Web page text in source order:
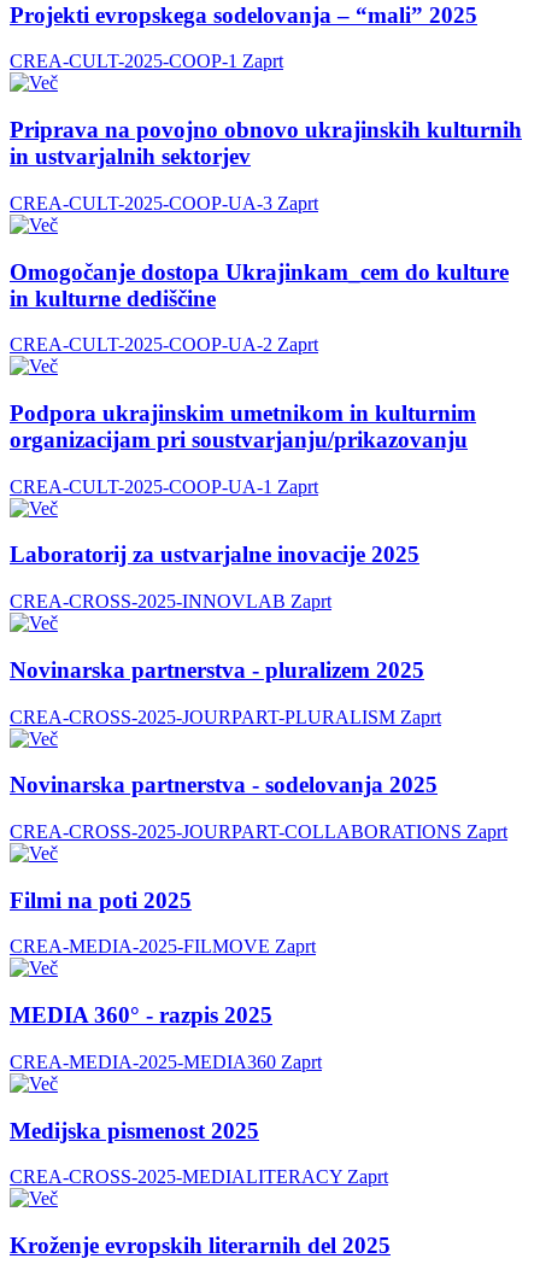
Projekti evropskega sodelovanja – “mali” 2025
CREA-CULT-2025-COOP-1 Zaprt
Priprava na povojno obnovo ukrajinskih kulturnih
in ustvarjalnih sektorjev
CREA-CULT-2025-COOP-UA-3 Zaprt
Omogočanje dostopa Ukrajinkam_cem do kulture
in kulturne dediščine
CREA-CULT-2025-COOP-UA-2 Zaprt
Podpora ukrajinskim umetnikom in kulturnim
organizacijam pri soustvarjanju/prikazovanju
CREA-CULT-2025-COOP-UA-1 Zaprt
Laboratorij za ustvarjalne inovacije 2025
CREA-CROSS-2025-INNOVLAB Zaprt
Novinarska partnerstva - pluralizem 2025
CREA-CROSS-2025-JOURPART-PLURALISM Zaprt
Novinarska partnerstva - sodelovanja 2025
CREA-CROSS-2025-JOURPART-COLLABORATIONS Zaprt
Filmi na poti 2025
CREA-MEDIA-2025-FILMOVE Zaprt
MEDIA 360° - razpis 2025
CREA-MEDIA-2025-MEDIA360 Zaprt
Medijska pismenost 2025
CREA-CROSS-2025-MEDIALITERACY Zaprt
Kroženje evropskih literarnih del 2025